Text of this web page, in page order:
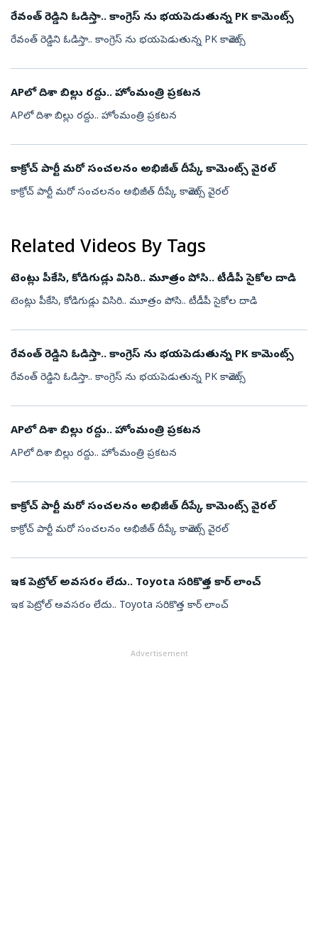
రేవంత్ రెడ్డిని ఓడిస్తా.. కాంగ్రెస్ ను భయపెడుతున్న PK కామెంట్స్
రేవంత్ రెడ్డిని ఓడిస్తా.. కాంగ్రెస్ ను భయపెడుతున్న PK కామెంట్స్
APలో దిశా బిల్లు రద్దు.. హోంమంత్రి ప్రకటన
APలో దిశా బిల్లు రద్దు.. హోంమంత్రి ప్రకటన
కాక్రోచ్ పార్టీ మరో సంచలనం అభిజీత్ దీప్కే కామెంట్స్ వైరల్
కాక్రోచ్ పార్టీ మరో సంచలనం అభిజీత్ దీప్కే కామెంట్స్ వైరల్
Related Videos By Tags
టెంట్లు పీకేసి, కోడిగుడ్లు విసిరి.. మూత్రం పోసి.. టీడీపీ సైకోల దాడి
టెంట్లు పీకేసి, కోడిగుడ్లు విసిరి.. మూత్రం పోసి.. టీడీపీ సైకోల దాడి
రేవంత్ రెడ్డిని ఓడిస్తా.. కాంగ్రెస్ ను భయపెడుతున్న PK కామెంట్స్
రేవంత్ రెడ్డిని ఓడిస్తా.. కాంగ్రెస్ ను భయపెడుతున్న PK కామెంట్స్
APలో దిశా బిల్లు రద్దు.. హోంమంత్రి ప్రకటన
APలో దిశా బిల్లు రద్దు.. హోంమంత్రి ప్రకటన
కాక్రోచ్ పార్టీ మరో సంచలనం అభిజీత్ దీప్కే కామెంట్స్ వైరల్
కాక్రోచ్ పార్టీ మరో సంచలనం అభిజీత్ దీప్కే కామెంట్స్ వైరల్
ఇక పెట్రోల్ అవసరం లేదు.. Toyota సరికొత్త కార్ లాంచ్
ఇక పెట్రోల్ అవసరం లేదు.. Toyota సరికొత్త కార్ లాంచ్
Advertisement